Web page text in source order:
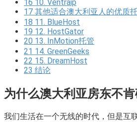
16 10. Ventraip
17 其他适合澳大利亚人的优质
18 11. BlueHost
19 12. HostGator
20 13. InMotion托管
21 14. GreenGeeks
22 15. DreamHost
23 结论
为什么澳大利亚房东不
我们生活在一个无线的时代，但是互